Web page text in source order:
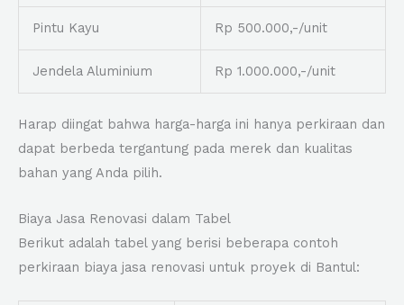
Pintu Kayu Rp 500.000,-/unit
Jendela Aluminium Rp 1.000.000,-/unit
Harap diingat bahwa harga-harga ini hanya perkiraan dan
dapat berbeda tergantung pada merek dan kualitas
bahan yang Anda pilih.
Biaya Jasa Renovasi dalam Tabel
Berikut adalah tabel yang berisi beberapa contoh
perkiraan biaya jasa renovasi untuk proyek di Bantul: